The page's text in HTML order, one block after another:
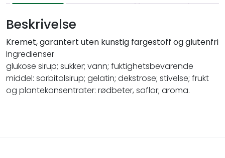
Beskrivelse
Kremet, garantert uten kunstig fargestoff og glutenfri
Ingredienser
glukose sirup; sukker; vann; fuktighetsbevarende
middel: sorbitolsirup; gelatin; dekstrose; stivelse; frukt
og plantekonsentrater: rødbeter, saflor; aroma.